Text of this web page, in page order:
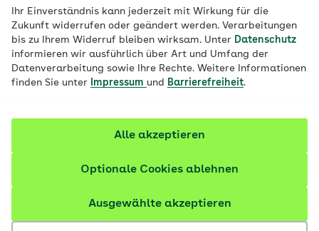
Ihr Einverständnis kann jederzeit mit Wirkung für die
Zukunft widerrufen oder geändert werden. Verarbeitungen
bis zu Ihrem Widerruf bleiben wirksam. Unter Datenschutz
informieren wir ausführlich über Art und Umfang der
Datenverarbeitung sowie Ihre Rechte. Weitere Informationen
finden Sie unter
Impressum und Barrierefreiheit.
Ausgewählte akzeptieren
Optionale Cookies ablehnen
Alle akzeptieren
Wie kann ich den